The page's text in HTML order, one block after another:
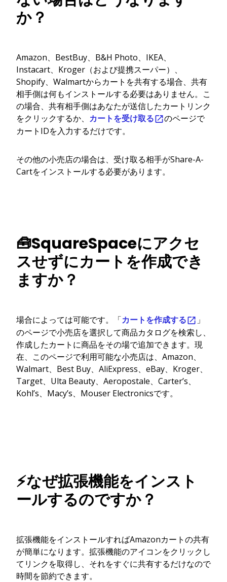
か？
Amazon、BestBuy、B&H Photo、IKEA、
Instacart、Kroger（および提携スーパー）、
Shopify、Walmartからカートを共有する場合、共有
相手側は何もインストールする必要はありません。こ
の場合、共有相手側はあなたが送信したカートリンク
をクリックするか、 カートを受け取る
のページで
カートIDを入力するだけです。
その他の小売店の場合は、受け取る相手がShare-A-
Cartをインストールする必要があります。
🧰SquareSpaceにアクセ
スせずにカートを作成でき
ますか？
場合によっては可能です。「カートを作成する
」
のページで小売店を選択して商品カタログを検索し、
作成したカートに商品をその場で追加できます。現
在、このページで利用可能な小売店は、Amazon、
Walmart、Best Buy、AliExpress、eBay、Kroger、
Target、Ulta Beauty、Aeropostale、Carter’s、
Kohl’s、Macy’s、Mouser Electronicsです。
⚡なぜ拡張機能をインスト
ールするのですか？
拡張機能をインストールすればAmazonカートの共有
が簡単になります。拡張機能のアイコンをクリックし
てリンクを取得し、それをすぐに共有するだけなので
時間を節約できます。